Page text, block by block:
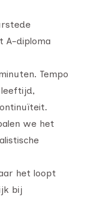
A-diploma
Tempo
we het
het loopt
bij